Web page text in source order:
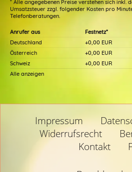
* Alle angegebenen Preise verstehen sich inkl.
Umsatzsteuer zzgl. folgender Kosten pro
Telefonberatungen.
Anrufer aus Festnetz*
Deutschland
+0,00 EUR
Österreich
+0,00 EUR
Schweiz
+0,00 EUR
Alle anzeigen
Impressum
Widerrufsrecht
Kontakt